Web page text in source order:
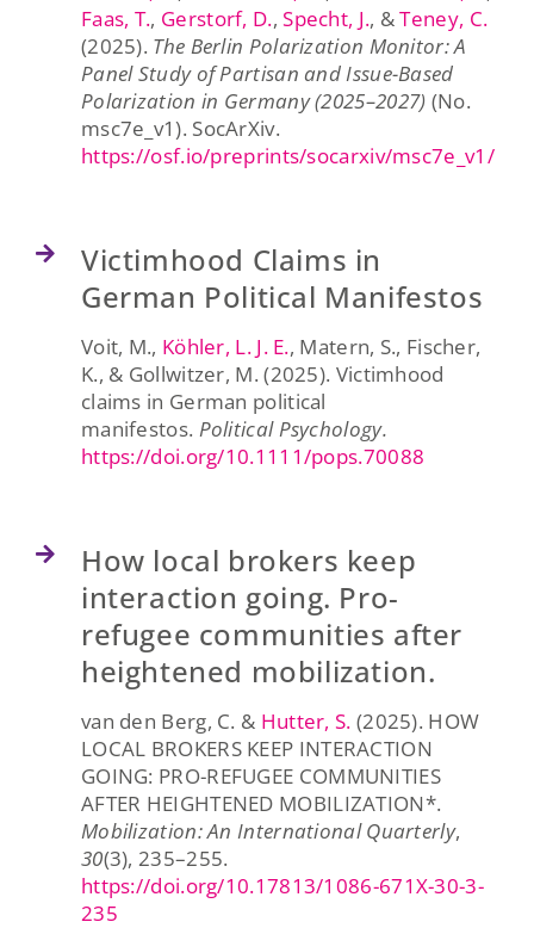
Faas, T., Gerstorf, D.,Specht, J., &Teney, C.
(2025). The Berlin Polarization Monitor: A
Panel Study of Partisan and Issue-Based
Polarization in Germany (2025–2027) (No.
msc7e_v1). SocArXiv.
https://osf.io/preprints/socarxiv/msc7e_v1/
Victimhood Claims in
German Political Manifestos
Voit, M., Köhler, L. J. E., Matern, S., Fischer,
K., & Gollwitzer, M. (2025). Victimhood
claims in German political
manifestos. Political Psychology.
https://doi.org/10.1111/pops.70088
How local brokers keep
interaction going. Pro-
refugee communities after
heightened mobilization.
van den Berg, C. & Hutter, S. (2025). HOW
LOCAL BROKERS KEEP INTERACTION
GOING: PRO-REFUGEE COMMUNITIES
AFTER HEIGHTENED MOBILIZATION*.
Mobilization: An International Quarterly,
30(3), 235–255.
https://doi.org/10.17813/1086-671X-30-3-
235